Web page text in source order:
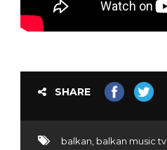
SHARE
balkan balkan music tv